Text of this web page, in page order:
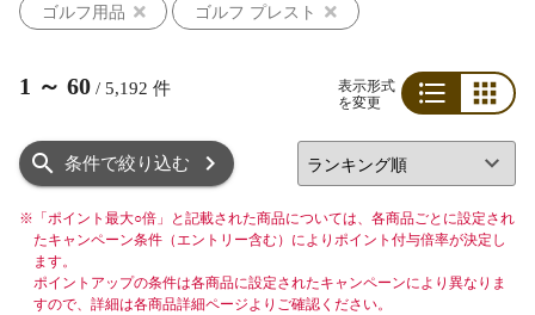
ゴルフ用品
ゴルフ プレスト
1 ～ 60 / 5,192 件
表示形式
を変更
条件で絞り込む
※ 「ポイント最大○倍」と記載された商品については、各商品ごとに設定され
たキャンペーン条件（エントリー含む）によりポイント付与倍率が決定し
ます。
ポイントアップの条件は各商品に設定されたキャンペーンにより異なりま
すので、詳細は各商品詳細ページよりご確認ください。